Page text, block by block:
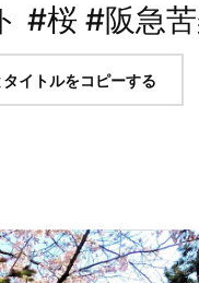
#桜 #阪急
イトルをコピーする